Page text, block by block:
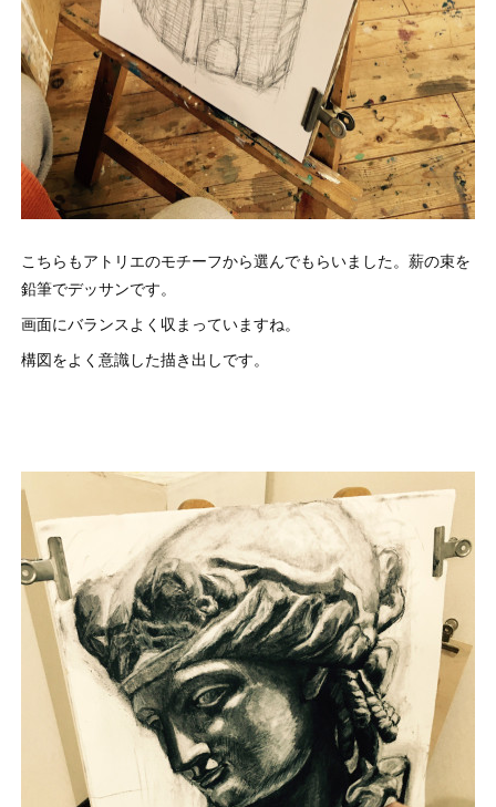
こちらもアトリエのモチーフから選んでもらいました。薪の束を
鉛筆でデッサンです。
画面にバランスよく収まっていますね。
構図をよく意識した描き出しです。